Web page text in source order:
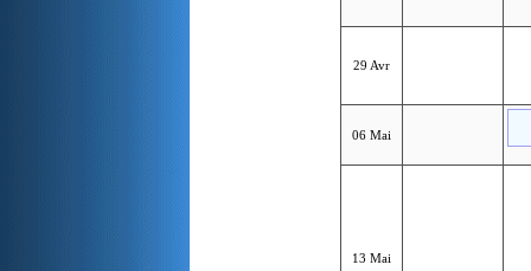
29 Avr
06 Mai
13 Mai